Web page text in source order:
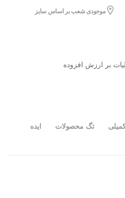
موجودی شعب بر اساس سایز
احتساب 10 % مالیات بر ارزش افزوده
تگ محصولات ایده